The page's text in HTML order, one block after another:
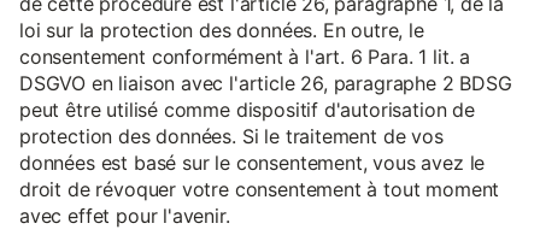
loi sur la protection des données. En outre, le
consentement conformément à l'art. 6 Para. 1 lit. a
DSGVO en liaison avec l'article 26, paragraphe 2 BDSG
peut être utilisé comme dispositif d'autorisation de
protection des données. Si le traitement de vos
données est basé sur le consentement, vous avez le
droit de révoquer votre consentement à tout moment
avec effet pour l'avenir.